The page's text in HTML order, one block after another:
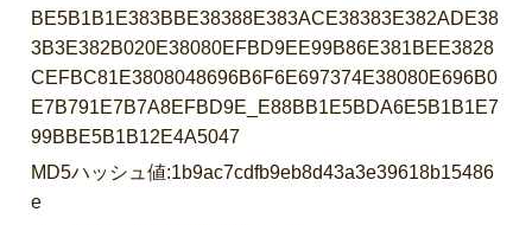
BE5B1B1E383BBE38388E383ACE38383E382ADE38
3B3E382B020E38080EFBD9EE99B86E381BEE3828
CEFBC81E3808048696B6F6E697374E38080E696B0
E7B791E7B7A8EFBD9E_E88BB1E5BDA6E5B1B1E7
99BBE5B1B12E4A5047
MD5ハッシュ値:1b9ac7cdfb9eb8d43a3e39618b15486
e